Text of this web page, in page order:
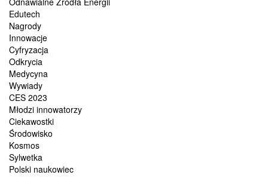
Edutech
Nagrody
Innowacje
Cyfryzacja
Odkrycia
Medycyna
Wywiady
CES 2023
Młodzi innowatorzy
Ciekawostki
Środowisko
Kosmos
Sylwetka
Polski naukowiec